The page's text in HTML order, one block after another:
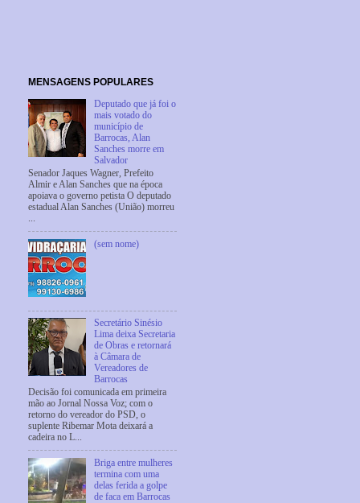
MENSAGENS POPULARES
Deputado que já foi o
mais votado do
município de
Barrocas, Alan
Sanches morre em
Salvador
Senador Jaques Wagner, Prefeito
Almir e Alan Sanches que na época
apoiava o governo petista O deputado
estadual Alan Sanches (União) morreu
...
(sem nome)
Secretário Sinésio
Lima deixa Secretaria
de Obras e retornará
à Câmara de
Vereadores de
Barrocas
Decisão foi comunicada em primeira
mão ao Jornal Nossa Voz; com o
retorno do vereador do PSD, o
suplente Ribemar Mota deixará a
cadeira no L...
Briga entre mulheres
termina com uma
delas ferida a golpe
de faca em Barrocas